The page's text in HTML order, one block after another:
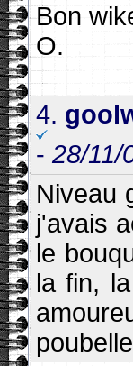
Bon
O.
4.
- 28/11/
Niveau
j'avais
le
la fin,